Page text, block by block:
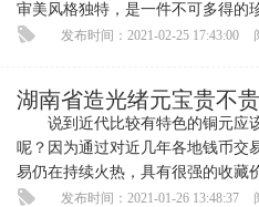
审美风格独特，是一件不可多得
几年各交易数据的统计分析
发布时间：2021-02-25 17:43:00
湖南省造光绪元宝贵不
说到近代比较有特色的铜元应
呢？因为通过对近几年各地钱币交
易仍在持续火热，具有很强的收藏
大博物馆和有心人士的收藏，
发布时间：2021-01-26 13:48:37